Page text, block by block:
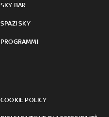
SKY BAR
SPAZI SKY
PROGRAMMI
COOKIE POLICY